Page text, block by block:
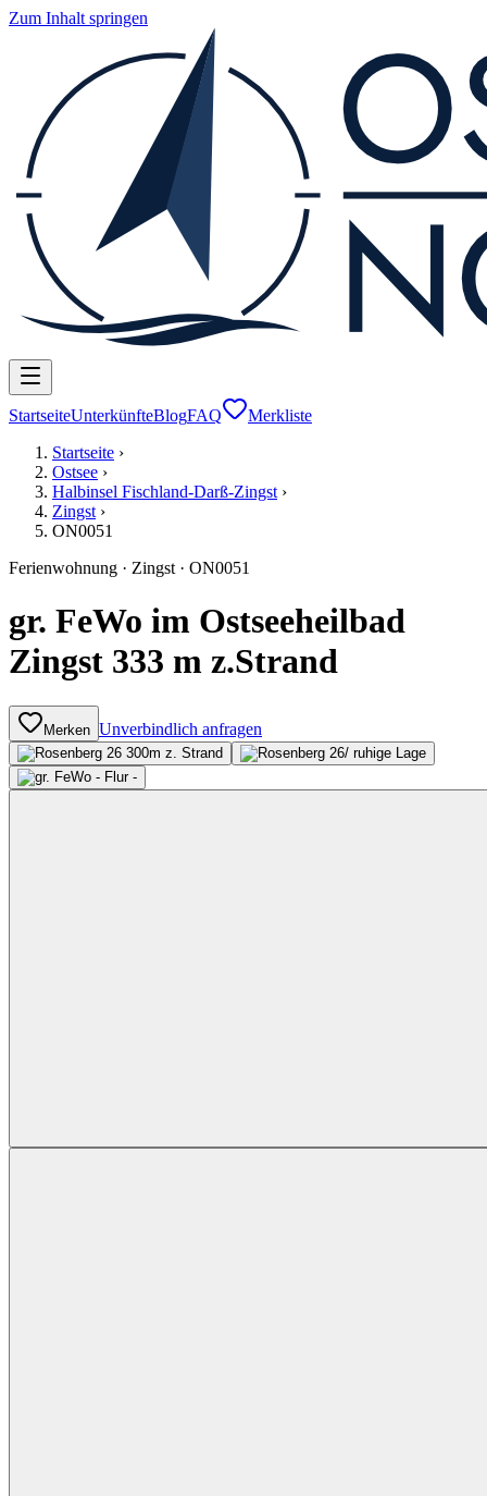
Zum Inhalt springen
StartseiteUnterkünfteBlogFAQ
Merkliste
Startseite ›
Ostsee ›
Halbinsel Fischland-Darß-Zingst ›
Zingst ›
ON0051
Ferienwohnung · Zingst · ON0051
gr. FeWo im Ostseeheilbad
Zingst 333 m z.Strand
Merken Unverbindlich anfragen